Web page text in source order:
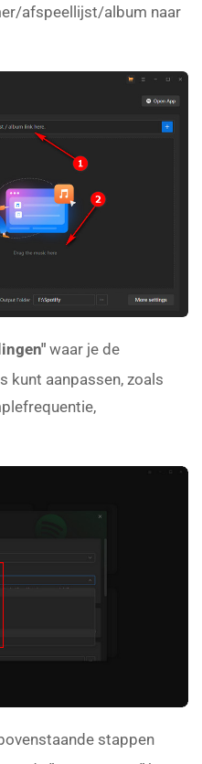
afspeellijst/album naar
waar je de
kunt aanpassen, zoals
stappen